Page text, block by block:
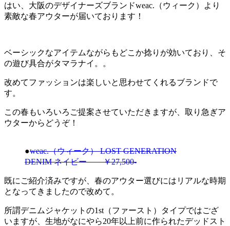
はい、大阪のデザイナーズブランドweac.（ウィーク）より
素敵な春アウターが届いております！
ベーシックなアイテムながらもどこか捻りが効いており、そ
の遊び具合がタマラナイ。。
改めてファッションは楽しいと思わせてくれるブランドで
す。
この春もいろいろご提案させていただきますが、取り急ぎア
ウターからどうぞ！
●weac.（ウィーク） LOST GENERATION
DENIM ネイビー ￥27,500-
既にご紹介済みですが、春のアウター選びにはリアルな時期
となってきましたので改めて。
所謂デニムジャケットの1st（ファースト）タイプではござ
いますが、生地がなにやら20年以上前に作られたデッドスト